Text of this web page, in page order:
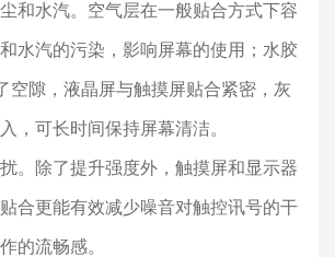
和水汽。空气层在一般贴合方式下容
水汽的污染，影响屏幕的使用；水胶
空隙，液晶屏与触摸屏贴合紧密，灰
，可长时间保持屏幕清洁。
。除了提升强度外，触摸屏和显示器
合更能有效减少噪音对触控讯号的干
的流畅感。